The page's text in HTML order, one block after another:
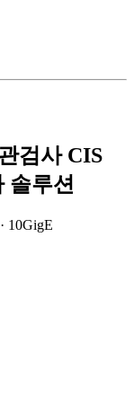
검사 CIS
솔루션
10GigE